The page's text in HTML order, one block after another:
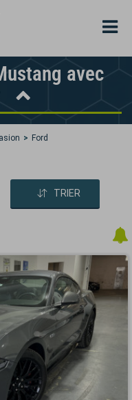
avec
Ford
TRIER